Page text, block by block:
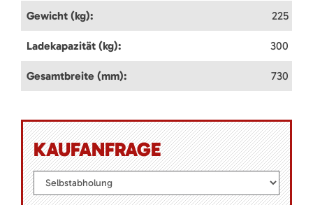
Gewicht (kg): 225
Ladekapazität (kg): 300
Gesamtbreite (mm): 730
KAUFANFRAGE